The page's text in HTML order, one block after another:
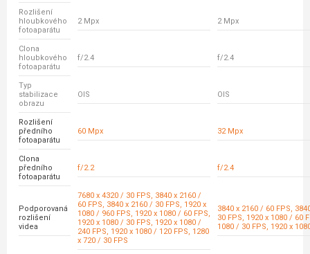
Rozlišení
hloubkového
fotoaparátu
2 Mpx 2 Mpx
Clona
hloubkového
fotoaparátu
f/2.4 f/2.4
Typ
stabilizace
obrazu
OIS OIS
Rozlišení
předního
fotoaparátu
60 Mpx 32 Mpx
Clona
předního
fotoaparátu
f/2.2 f/2.4
Podporovaná
rozlišení
videa
7680 x 4320 / 30 FPS, 3840 x 2160 /
60 FPS, 3840 x 2160 / 30 FPS, 1920 x
1080 / 960 FPS, 1920 x 1080 / 60 FPS,
1920 x 1080 / 30 FPS, 1920 x 1080 /
240 FPS, 1920 x 1080 / 120 FPS, 1280
x 720 / 30 FPS
3840 x 2160 / 60 FPS,
30 FPS, 1920 x 1080 / 60
1080 / 30 FPS, 1920 x